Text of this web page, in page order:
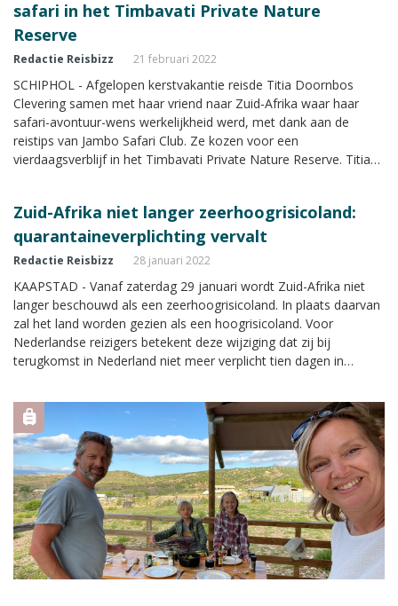
safari in het Timbavati Private Nature
Reserve
Redactie Reisbizz 21 februari 2022
SCHIPHOL - Afgelopen kerstvakantie reisde Titia Doornbos
Clevering samen met haar vriend naar Zuid-Afrika waar haar
safari-avontuur-wens werkelijkheid werd, met dank aan de
reistips van Jambo Safari Club. Ze kozen voor een
vierdaagsverblijf in het Timbavati Private Nature Reserve. Titia
Zuid-Afrika niet langer zeerhoogrisicoland:
quarantaineverplichting vervalt
Redactie Reisbizz 28 januari 2022
KAAPSTAD - Vanaf zaterdag 29 januari wordt Zuid-Afrika niet
langer beschouwd als een zeerhoogrisicoland. In plaats daarvan
zal het land worden gezien als een hoogrisicoland. Voor
Nederlandse reizigers betekent deze wijziging dat zij bij
terugkomst in Nederland niet meer verplicht tien dagen in